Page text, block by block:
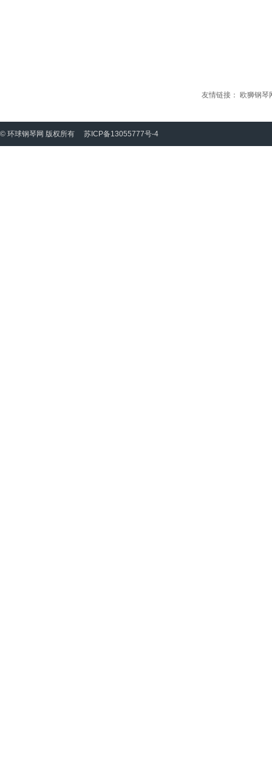
友情链接： 欧狮钢琴
© 环球钢琴网 版权所有 苏ICP备13055777号-4